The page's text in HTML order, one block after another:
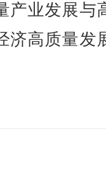
产业发展与
济高质量发